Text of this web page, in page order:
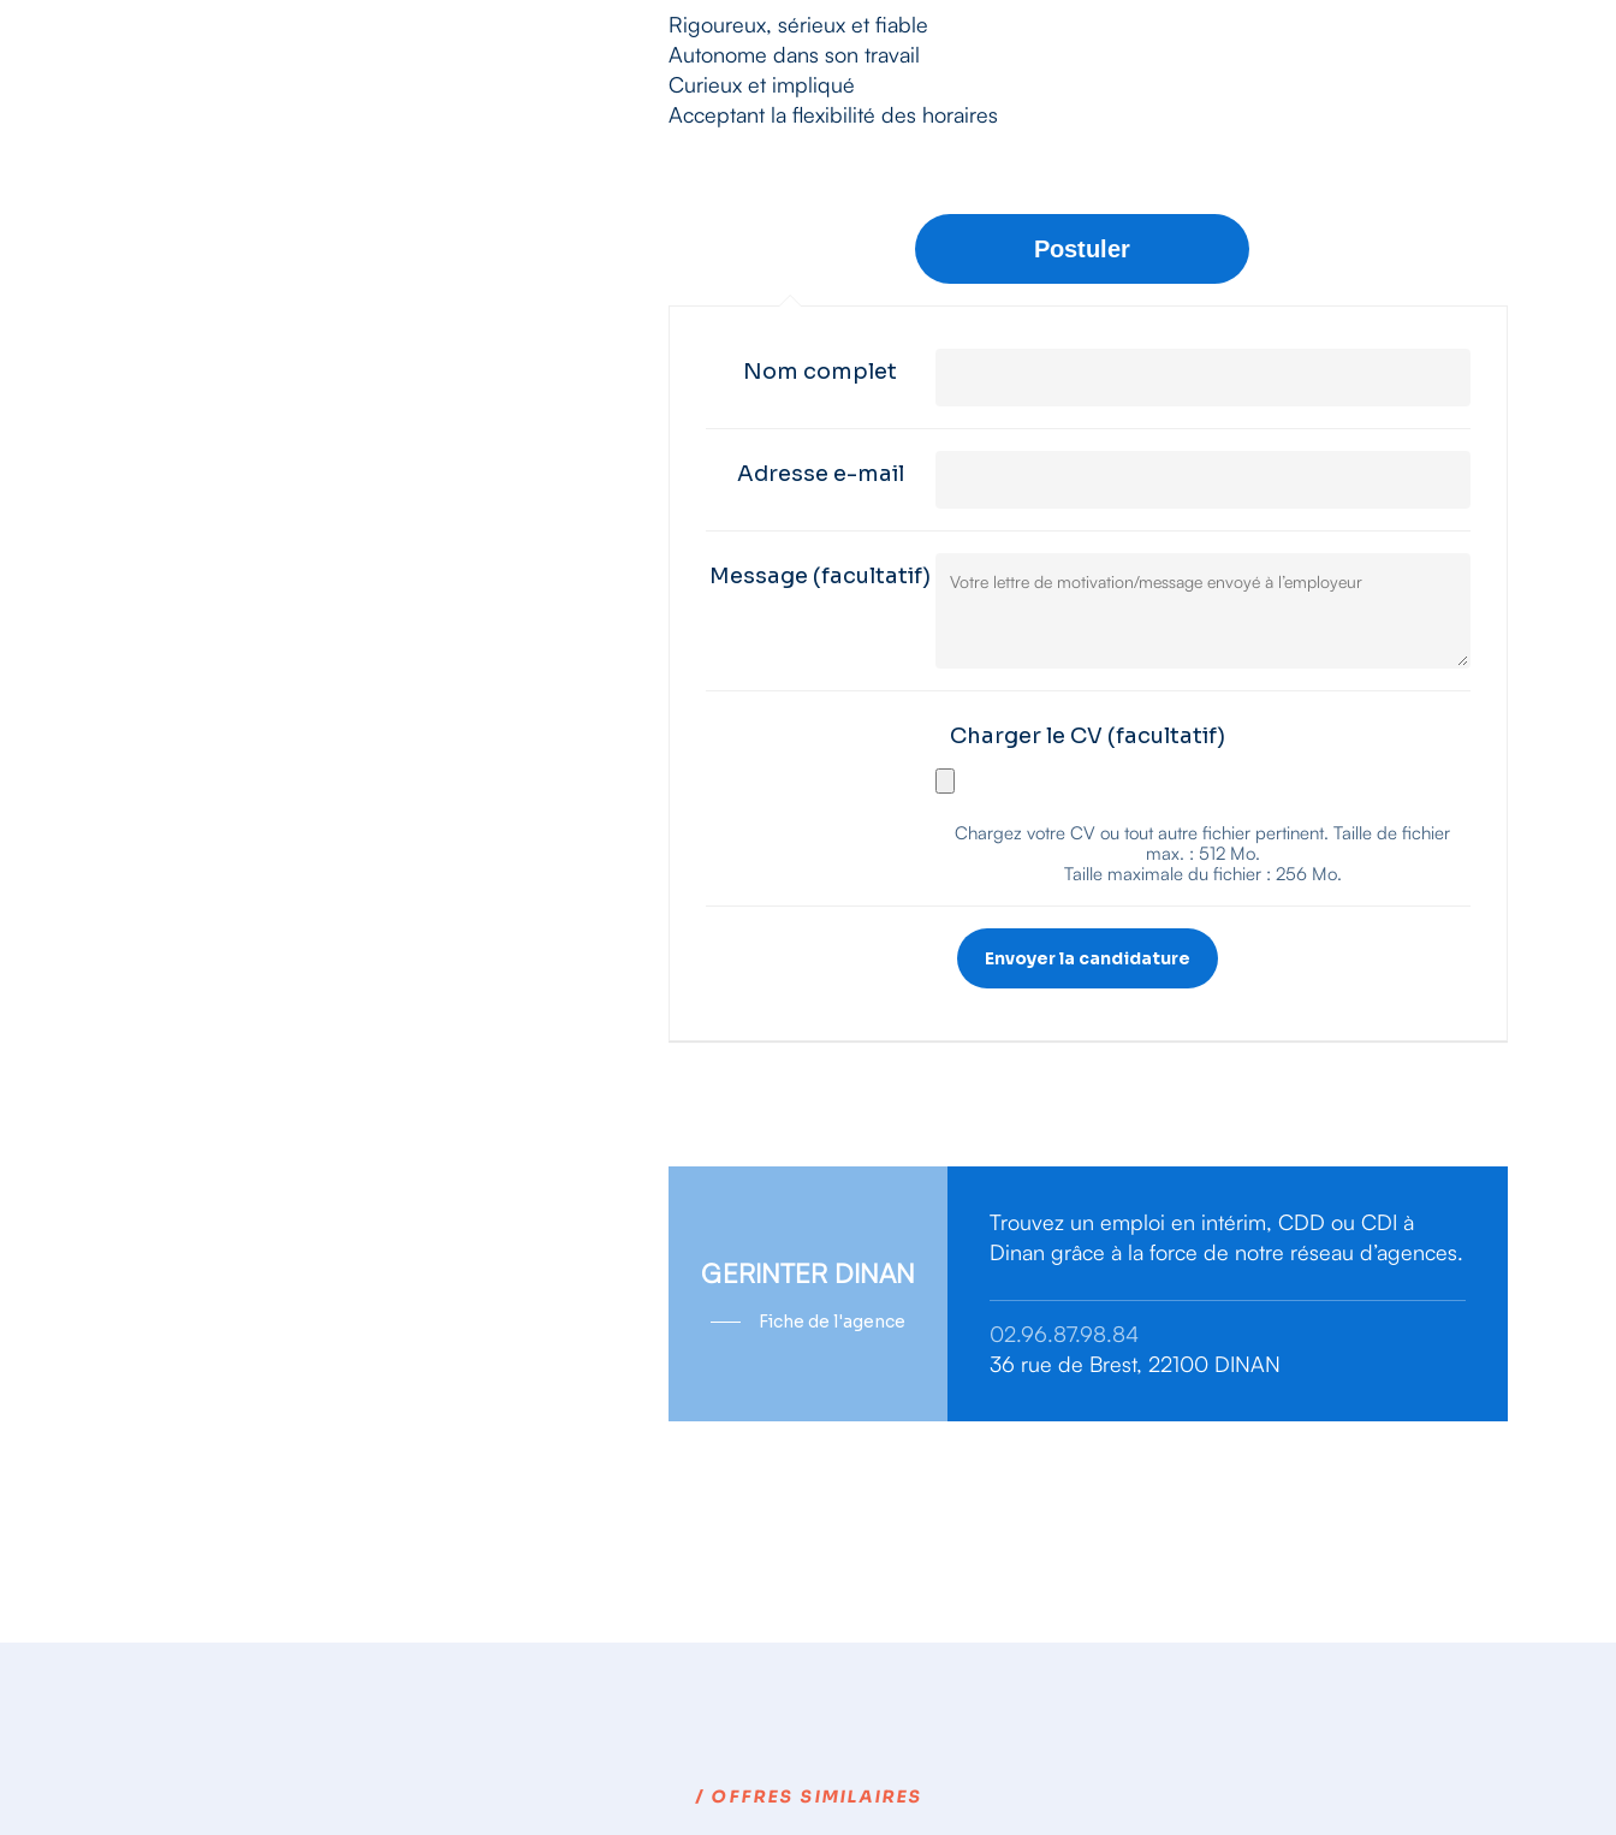
Rigoureux, sérieux et fiable
Autonome dans son travail
Curieux et impliqué
Acceptant la flexibilité des horaires
Nom complet
Adresse e-mail
Message (facultatif)
Charger le CV (facultatif)
Chargez votre CV ou tout autre fichier pertinent. Taille de fichier
max. : 512 Mo.
Taille maximale du fichier : 256 Mo.
GERINTER DINAN
Fiche de l'agence
Trouvez un emploi en intérim, CDD ou CDI à
Dinan grâce à la force de notre réseau d’agences.
02.96.87.98.84
36 rue de Brest, 22100 DINAN
/ OFFRES SIMILAIRES